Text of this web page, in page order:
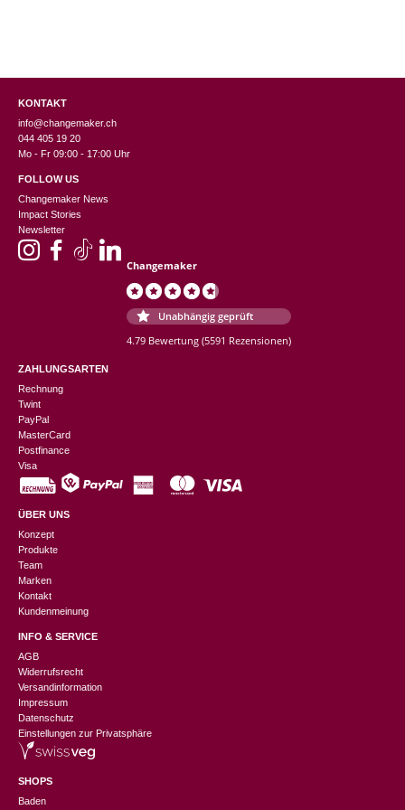
KONTAKT
info@changemaker.ch
044 405 19 20
Mo - Fr 09:00 - 17:00 Uhr
FOLLOW US
Changemaker News
Impact Stories
Newsletter
Changemaker
Unabhängig geprüft
4.79 Bewertung (5591 Rezensionen)
ZAHLUNGSARTEN
Rechnung
Twint
PayPal
MasterCard
Postfinance
Visa
ÜBER UNS
Konzept
Produkte
Team
Marken
Kontakt
Kundenmeinung
INFO & SERVICE
AGB
Widerrufsrecht
Versandinformation
Impressum
Datenschutz
Einstellungen zur Privatsphäre
SHOPS
Baden